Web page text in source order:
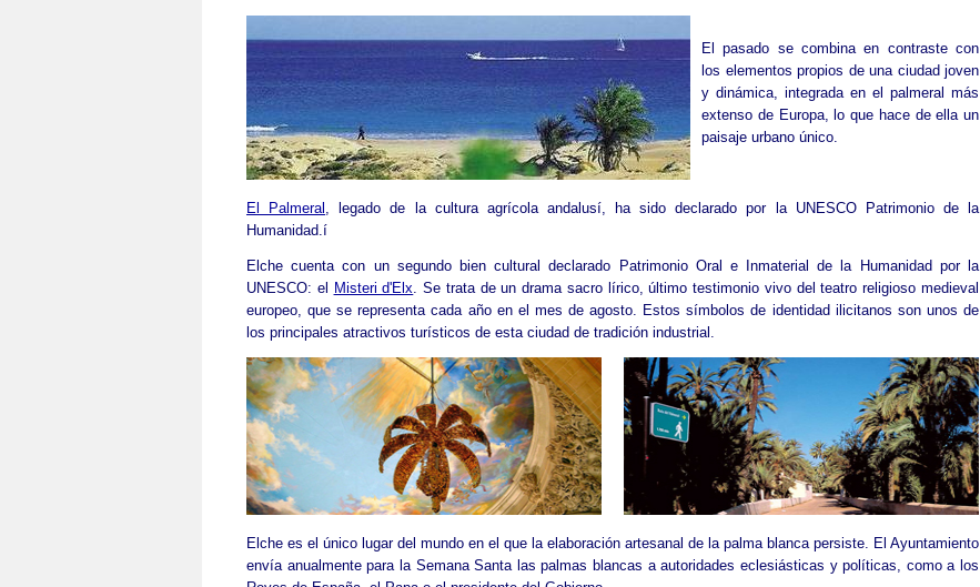
El pasado se combina en contraste con
los elementos propios de una ciudad joven
y dinámica, integrada en el palmeral más
extenso de Europa, lo que hace de ella un
paisaje urbano único.
El Palmeral , legado de la cultura agrícola andalusí, ha sido declarado por la UNESCO Patrimonio de la
Humanidad.í
Elche cuenta con un segundo bien cultural declarado Patrimonio Oral e Inmaterial de la Humanidad por la
UNESCO: el
Misteri d'Elx. Se trata de un drama sacro lírico, último testimonio vivo del teatro religioso medieval
europeo, que se representa cada año en el mes de agosto. Estos símbolos de identidad ilicitanos son unos de
los principales atractivos turísticos de esta ciudad de tradición industrial.
Elche es el único lugar del mundo en el que la elaboración artesanal de la palma blanca persiste. El Ayuntamiento
envía anualmente para la Semana Santa las palmas blancas a autoridades eclesiásticas y políticas, como a los